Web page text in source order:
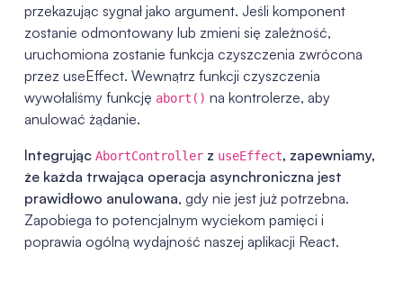
przekazując sygnał jako argument. Jeśli komponent
zostanie odmontowany lub zmieni się zależność,
uruchomiona zostanie funkcja czyszczenia zwrócona
przez useEffect. Wewnątrz funkcji czyszczenia
wywołaliśmy funkcję abort() na kontrolerze, aby
anulować żądanie.
Integrując AbortControllerz useEffect, zapewniamy,
że każda trwająca operacja asynchroniczna jest
prawidłowo anulowana, gdy nie jest już potrzebna.
Zapobiega to potencjalnym wyciekom pamięci i
poprawia ogólną wydajność naszej aplikacji React.